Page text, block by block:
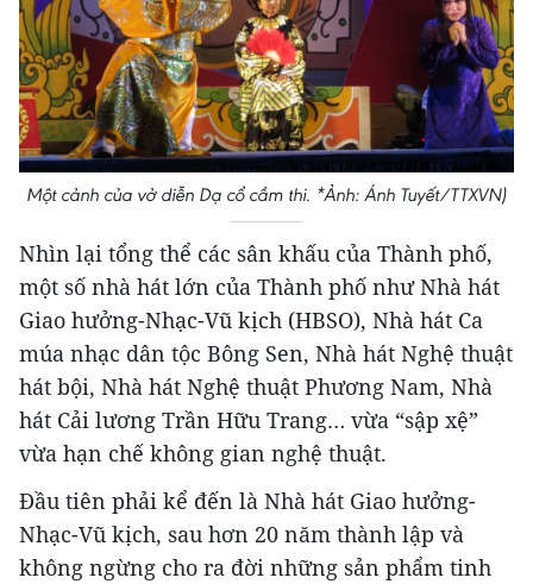
Một cảnh của vở diễn Dạ cổ cầm thi. *Ảnh: Ánh Tuyết/TTXVN)
Nhìn lại tổng thể các sân khấu của Thành phố,
một số nhà hát lớn của Thành phố như Nhà hát
Giao hưởng-Nhạc-Vũ kịch (HBSO), Nhà hát Ca
múa nhạc dân tộc Bông Sen, Nhà hát Nghệ thuật
hát bội, Nhà hát Nghệ thuật Phương Nam, Nhà
hát Cải lương Trần Hữu Trang… vừa “sập xệ”
vừa hạn chế không gian nghệ thuật.
Đầu tiên phải kể đến là Nhà hát Giao hưởng-
Nhạc-Vũ kịch, sau hơn 20 năm thành lập và
không ngừng cho ra đời những sản phẩm tinh